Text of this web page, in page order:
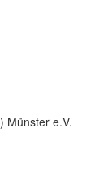
Münster e.V.